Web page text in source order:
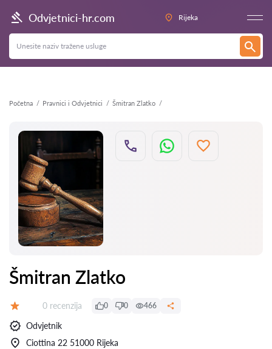
Odvjetnici-hr.com Rijeka
Početna Pravnici i Odvjetnici Šmitran Zlatko
Natrag
Šmitran Zlatko
Recenzija:
0 recenzija 0 0 466
Odvjetnik
Ciottina 22 51000 Rijeka